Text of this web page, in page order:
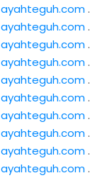
ayahteguh.com.
ayahteguh.com.
ayahteguh.com.
ayahteguh.com.
ayahteguh.com.
ayahteguh.com.
ayahteguh.com.
ayahteguh.com.
ayahteguh.com.
ayahteguh.com.